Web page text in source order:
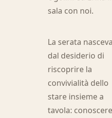
sala con noi.
La serata
dal desiderio di
riscoprire la
convivialità dello
stare insieme a
tavola: